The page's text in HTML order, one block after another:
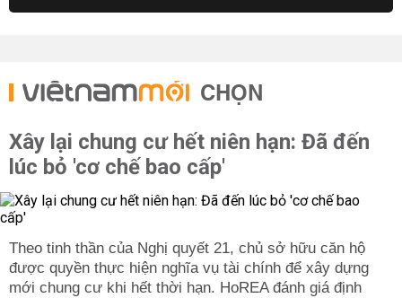
CHỌN
Xây lại chung cư hết niên hạn: Đã đến
lúc bỏ 'cơ chế bao cấp'
Theo tinh thần của Nghị quyết 21, chủ sở hữu căn hộ
được quyền thực hiện nghĩa vụ tài chính để xây dựng
mới chung cư khi hết thời hạn. HoREA đánh giá định